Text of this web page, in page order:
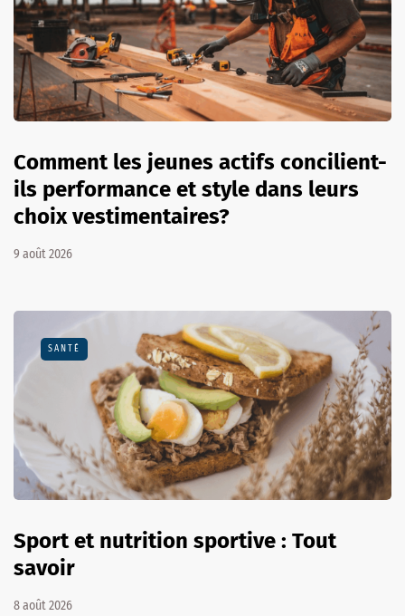
Comment les jeunes actifs concilient-
ils performance et style dans leurs
choix vestimentaires?
9 août 2026
SANTÉ
Sport et nutrition sportive : Tout
savoir
8 août 2026